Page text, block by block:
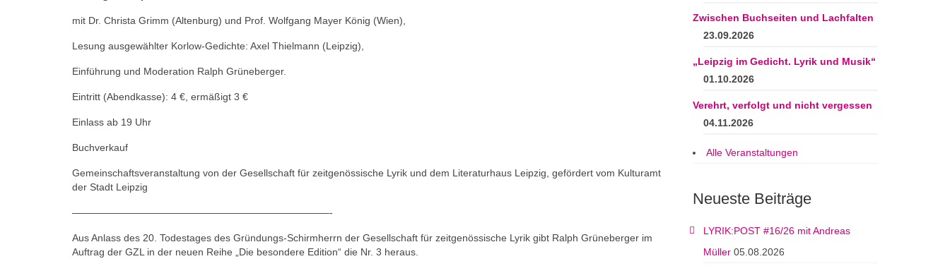
mit Dr. Christa Grimm (Altenburg) und Prof. Wolfgang Mayer König (Wien),
Lesung ausgewählter Korlow-Gedichte: Axel Thielmann (Leipzig),
Einführung und Moderation Ralph Grüneberger.
Eintritt (Abendkasse): 4 €, ermäßigt 3 €
Einlass ab 19 Uhr
Buchverkauf
Gemeinschaftsveranstaltung von der Gesellschaft für zeitgenössische Lyrik und dem Literaturhaus Leipzig, gefördert vom Kulturamt
der Stadt Leipzig
——————————————————————————-
Aus Anlass des 20. Todestages des Gründungs-Schirmherrn der Gesellschaft für zeitgenössische Lyrik gibt Ralph Grüneberger im
Auftrag der GZL in der neuen Reihe „Die besondere Edition“ die Nr. 3 heraus.
Zwischen Buchseiten und Lachfalten
23.09.2026
„Leipzig im Gedicht. Lyrik und Musik“
01.10.2026
Verehrt, verfolgt und nicht vergessen
04.11.2026
Alle Veranstaltungen
Neueste Beiträge
LYRIK:POST #16/26 mit Andreas
Müller 05.08.2026